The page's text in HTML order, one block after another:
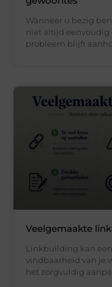
Wanneer u bezig
niet altijd eenvoudig
probleem blijft
Veelgemaakte
Linkbuilding kan
vindbaarheid van je
het zorgvuldig